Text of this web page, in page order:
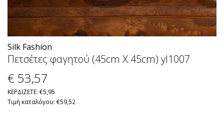
Silk Fashion
Πετσέτες φαγητού (45cm X 45cm) yl1007
€ 53,57
ΚΕΡΔΙΖΕΤΕ: €5,95
Τιμή καταλόγου: €59,52